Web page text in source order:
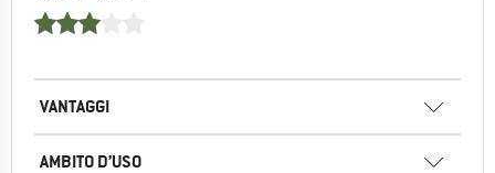
VANTAGGI
AMBITO D’USO